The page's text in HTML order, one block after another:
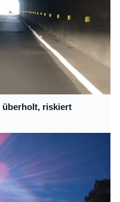
überholt, riskiert